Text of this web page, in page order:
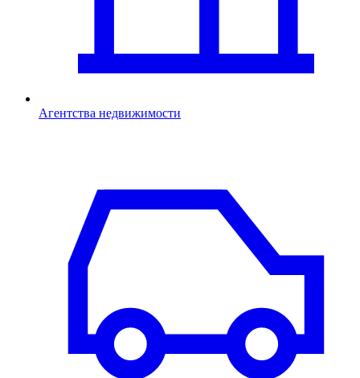
Агентства недвижимости